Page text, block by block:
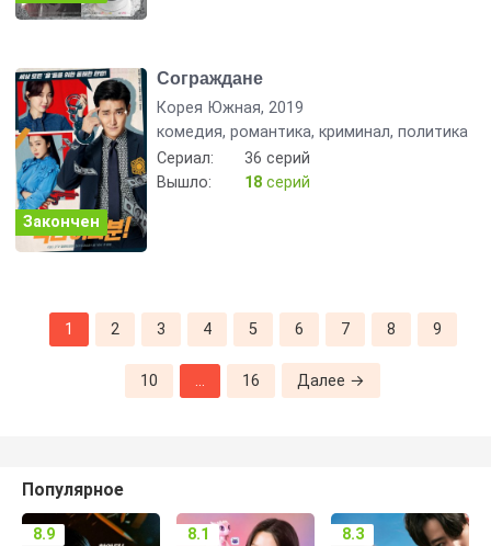
Сограждане
Корея Южная, 2019
комедия, романтика, криминал, политика
Сериал:
36 серий
Вышло:
18 серий
Закончен
1 2 3 4 5 6 7 8 9
10 ... 16 Далее →
Популярное
8.9 8.1 8.3